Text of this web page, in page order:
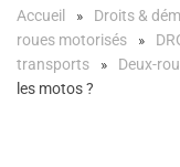
Accueil Droits &
roues motorisés
transports
Deux-
les motos ?